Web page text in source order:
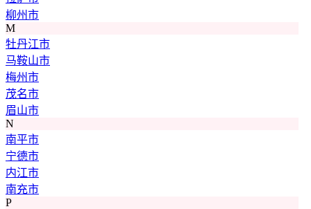
柳州市
M
牡丹江市
马鞍山市
梅州市
茂名市
眉山市
N
南平市
宁德市
内江市
南充市
P